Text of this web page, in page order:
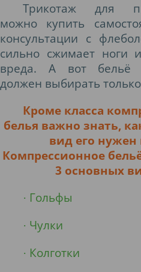
Трикотаж для
можно купить
консультации с
сильно сжимает ноги
вреда. А вот бельё
должен выбирать
Кроме класса
белья важно знать,
вид его нужен
Компрессионное
3 основных
· Гольфы
· Чулки
· Колготки